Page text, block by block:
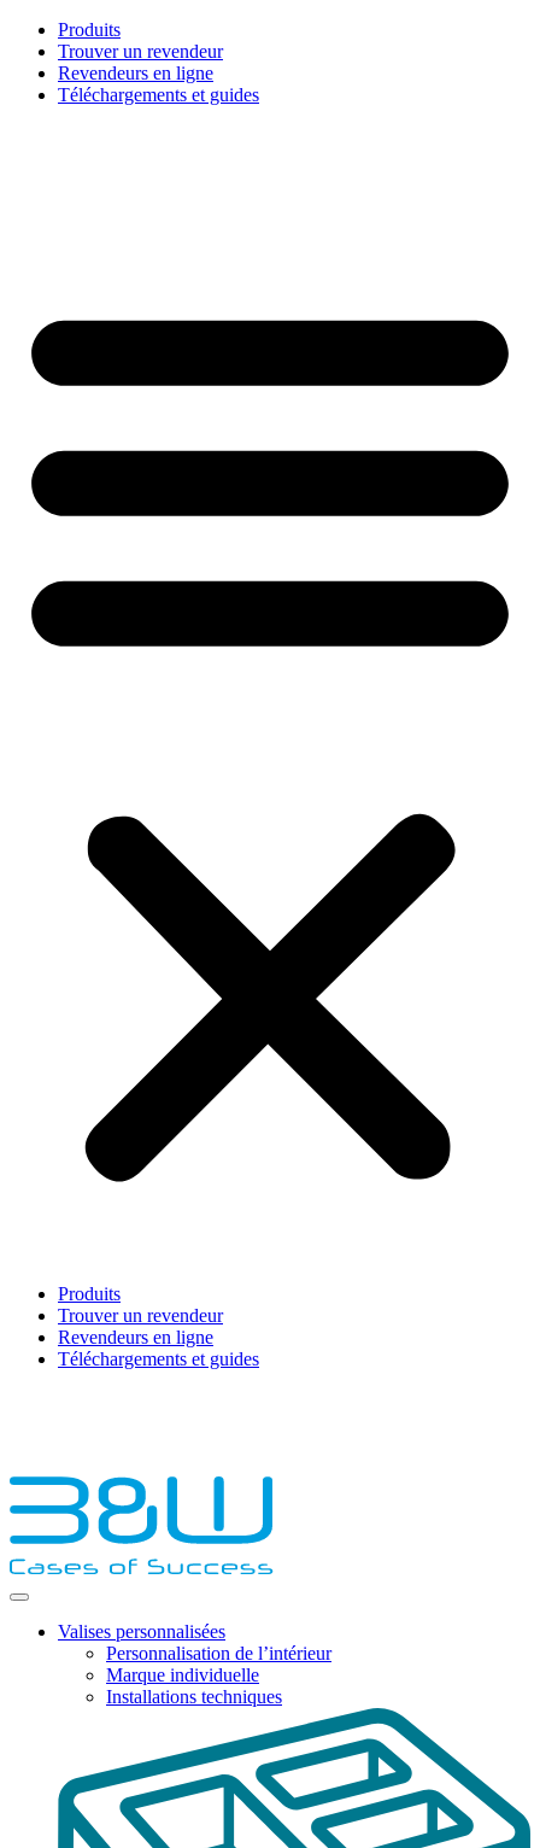
Aller
contenu
Produits
Trouver un revendeur
Revendeurs en ligne
Téléchargements et guides
Produits
Trouver un revendeur
Revendeurs en ligne
Téléchargements et guides
Valises personnalisées
Personnalisation de l’intérieur
Marque individuelle
Installations techniques